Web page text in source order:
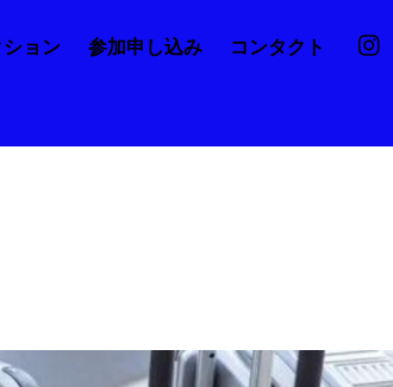
ョン 参加申し込み コンタクト